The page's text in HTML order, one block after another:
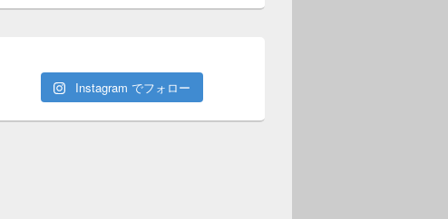
Instagram でフォロー